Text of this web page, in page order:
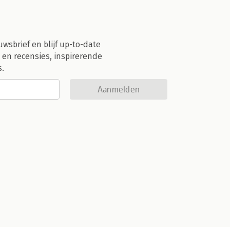
en blijf up-to-date
recensies, inspirerende
Aanmelden